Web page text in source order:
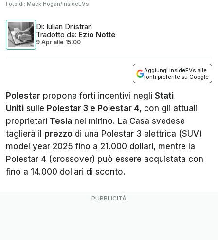
Foto di: Mack Hogan/InsideEVs
Di: Iulian Dnistran
Tradotto da: Ezio Notte
9 Apr alle 15:00
Aggiungi InsideEVs alle
fonti preferite su Google
Polestar propone forti incentivi negli Stati
Uniti sulle Polestar 3 e Polestar 4, con gli attuali
proprietari Tesla nel mirino. La Casa svedese
taglierà il prezzo di una Polestar 3 elettrica (SUV)
model year 2025 fino a 21.000 dollari, mentre la
Polestar 4 (crossover) può essere acquistata con
fino a 14.000 dollari di sconto.